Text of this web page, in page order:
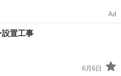
Ad
設置工事
6月6日